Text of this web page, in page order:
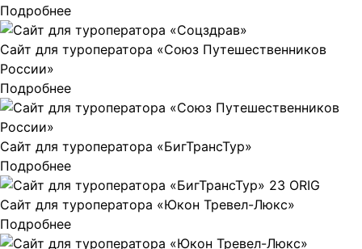
Подробнее
Сайт для туроператора «Союз Путешественников
России»
Подробнее
Сайт для туроператора «БигТрансТур»
Подробнее
Сайт для туроператора «Юкон Тревел-Люкс»
Подробнее